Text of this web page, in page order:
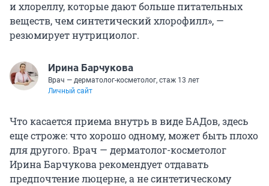
и хлореллу, которые дают больше питательных
веществ, чем синтетический хлорофилл», —
резюмирует нутрициолог.
Ирина Барчукова
Врач — дерматолог-косметолог, стаж 13 лет
Личный сайт
Что касается приема внутрь в виде БАДов, здесь
еще строже: что хорошо одному, может быть плохо
для другого. Врач — дерматолог-косметолог
Ирина Барчукова рекомендует отдавать
предпочтение люцерне, а не синтетическому